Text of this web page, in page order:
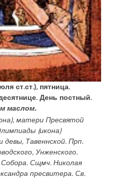
ст.ст.), пятница.
День постный.
маслом.
), матери Пресвятой
(икона)
девы, Тавеннской. Прп.
Унженского.
Собора. Сщмч. Николая
пресвитера. Св.